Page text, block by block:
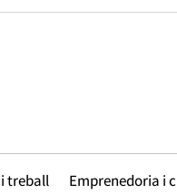
treball Emprenedoria i